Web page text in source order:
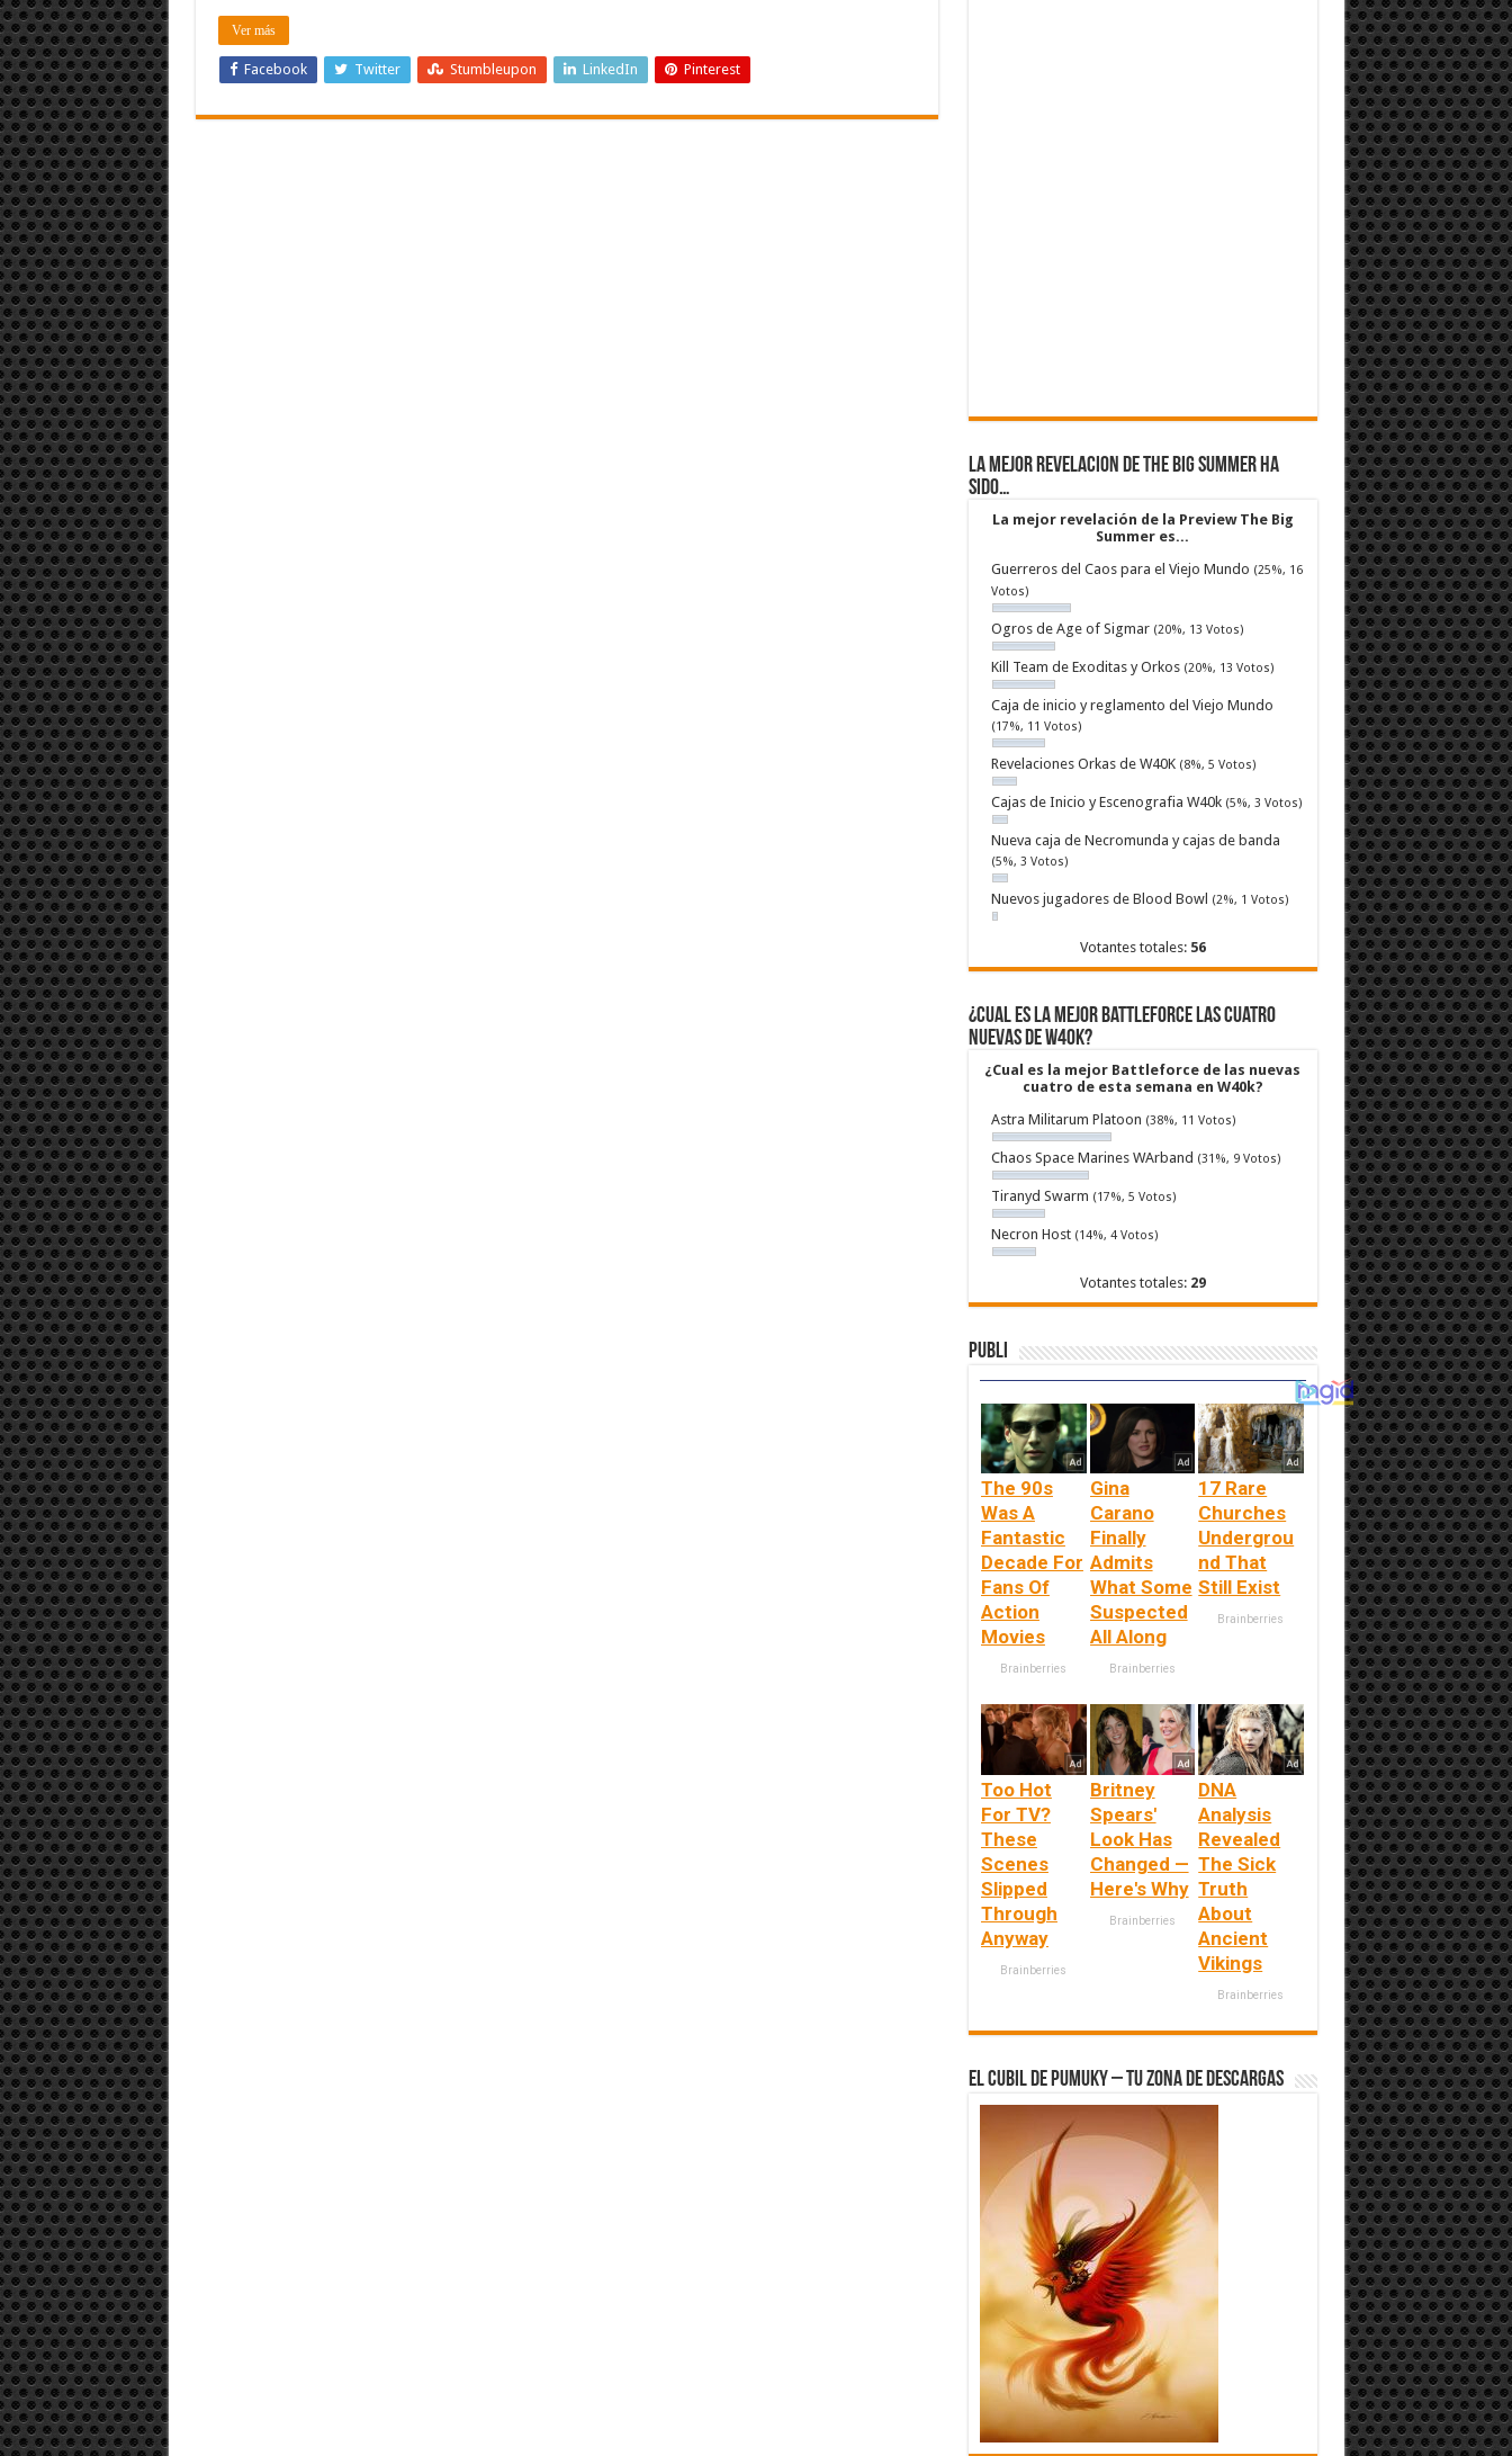
Ver más
Facebook Twitter Stumbleupon LinkedIn Pinterest
La mejor revelacion de The Big Summer ha
sido…
La mejor revelación de la Preview The Big
Summer es...
Guerreros del Caos para el Viejo Mundo (25%, 16
Votos)
Ogros de Age of Sigmar (20%, 13 Votos)
Kill Team de Exoditas y Orkos (20%, 13 Votos)
Caja de inicio y reglamento del Viejo Mundo
(17%, 11 Votos)
Revelaciones Orkas de W40K (8%, 5 Votos)
Cajas de Inicio y Escenografia W40k (5%, 3 Votos)
Nueva caja de Necromunda y cajas de banda
(5%, 3 Votos)
Nuevos jugadores de Blood Bowl (2%, 1 Votos)
Votantes totales: 56
¿Cual es la mejor Battleforce las cuatro
nuevas de W40k?
¿Cual es la mejor Battleforce de las nuevas
cuatro de esta semana en W40k?
Astra Militarum Platoon (38%, 11 Votos)
Chaos Space Marines WArband (31%, 9 Votos)
Tiranyd Swarm (17%, 5 Votos)
Necron Host (14%, 4 Votos)
Votantes totales: 29
Publi
The 90s
Was A
Fantastic
Decade For
Fans Of
Action
Movies
Brainberries
Gina
Carano
Finally
Admits
What Some
Suspected
All Along
Brainberries
17 Rare
Churches
Undergrou
nd That
Still Exist
Brainberries
Too Hot
For TV?
These
Scenes
Slipped
Through
Anyway
Brainberries
Britney
Spears'
Look Has
Changed —
Here's Why
Brainberries
DNA
Analysis
Revealed
The Sick
Truth
About
Ancient
Vikings
Brainberries
El Cubil de Pumuky – Tu zona de Descargas